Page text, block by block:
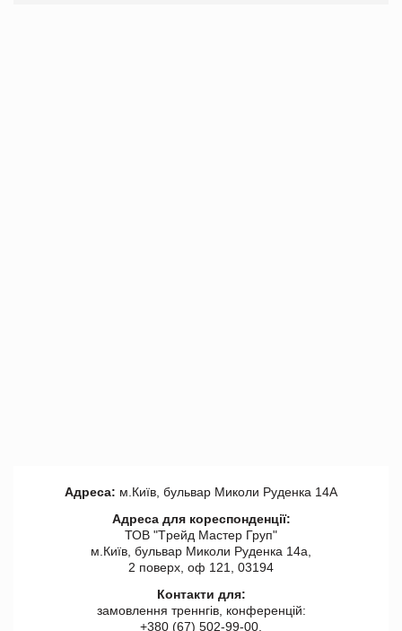
Адреса: м.Київ, бульвар Миколи Руденка 14А
Адреса для кореспонденції:
ТОВ "Tрейд Мастер Груп"
м.Київ, бульвар Миколи Руденка 14а,
2 поверх, оф 121, 03194
Контакти для:
замовлення треннгів, конференцій:
+380 (67) 502-99-00,